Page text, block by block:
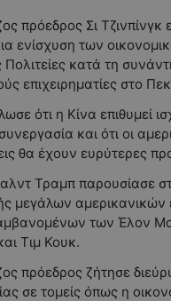
πρόεδρος Σι Τζινπίνγκ
ενίσχυση των
κατά τη
επιχειρηματίες στο
ότι η Κίνα επιθυμεί
και ότι οι
θα έχουν ευρύτερες
Τραμπ παρουσίασε
μεγάλων αμερικανικών
των Έλον
Τιμ Κουκ.
πρόεδρος ζήτησε
σε τομείς όπως η